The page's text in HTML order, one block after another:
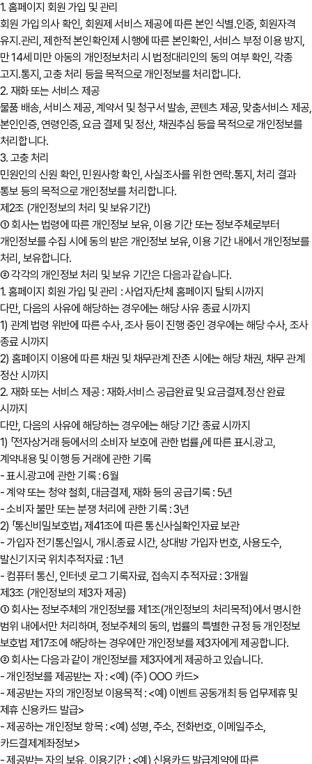
1. 홈페이지 회원 가입 및 관리
회원 가입 의사 확인, 회원제 서비스 제공에 따른 본인 식별․인증, 회원자격
유지․관리, 제한적 본인확인제 시행에 따른 본인확인, 서비스 부정 이용 방지,
만 14세 미만 아동의 개인정보처리 시 법정대리인의 동의 여부 확인, 각종
고지․통지, 고충 처리 등을 목적으로 개인정보를 처리합니다.
2. 재화 또는 서비스 제공
물품 배송, 서비스 제공, 계약서 및 청구서 발송, 콘텐츠 제공, 맞춤서비스 제공,
본인인증, 연령인증, 요금 결제 및 정산, 채권추심 등을 목적으로 개인정보를
처리합니다.
3. 고충 처리
민원인의 신원 확인, 민원사항 확인, 사실조사를 위한 연락․통지, 처리 결과
통보 등의 목적으로 개인정보를 처리합니다.
제2조 (개인정보의 처리 및 보유기간)
① 회사는 법령에 따른 개인정보 보유, 이용 기간 또는 정보주체로부터
개인정보를 수집 시에 동의 받은 개인정보 보유, 이용 기간 내에서 개인정보를
처리, 보유합니다.
② 각각의 개인정보 처리 및 보유 기간은 다음과 같습니다.
1. 홈페이지 회원 가입 및 관리 : 사업자/단체 홈페이지 탈퇴 시까지
다만, 다음의 사유에 해당하는 경우에는 해당 사유 종료 시까지
1) 관계 법령 위반에 따른 수사, 조사 등이 진행 중인 경우에는 해당 수사, 조사
종료 시까지
2) 홈페이지 이용에 따른 채권 및 채무관계 잔존 시에는 해당 채권, 채무 관계
정산 시까지
2. 재화 또는 서비스 제공 : 재화․서비스 공급완료 및 요금결제․정산 완료
시까지
다만, 다음의 사유에 해당하는 경우에는 해당 기간 종료 시까지
1) 「전자상거래 등에서의 소비자 보호에 관한 법률」에 따른 표시․광고,
계약내용 및 이행 등 거래에 관한 기록
- 표시․광고에 관한 기록 : 6월
- 계약 또는 청약 철회, 대금결제, 재화 등의 공급기록 : 5년
- 소비자 불만 또는 분쟁 처리에 관한 기록 : 3년
2) 「통신비밀보호법」 제41조에 따른 통신사실확인자료 보관
- 가입자 전기통신일시, 개시․종료 시간, 상대방 가입자 번호, 사용도수,
발신기지국 위치추적자료 : 1년
- 컴퓨터 통신, 인터넷 로그 기록자료, 접속지 추적자료 : 3개월
제3조 (개인정보의 제3자 제공)
① 회사는 정보주체의 개인정보를 제1조(개인정보의 처리목적)에서 명시한
범위 내에서만 처리하며, 정보주체의 동의, 법률의 특별한 규정 등 개인정보
보호법 제17조에 해당하는 경우에만 개인정보를 제3자에게 제공합니다.
② 회사는 다음과 같이 개인정보를 제3자에게 제공하고 있습니다.
- 개인정보를 제공받는 자 : <예) (주) OOO 카드>
- 제공받는 자의 개인정보 이용목적 : <예) 이벤트 공동개최 등 업무제휴 및
제휴 신용카드 발급>
- 제공하는 개인정보 항목 : <예) 성명, 주소, 전화번호, 이메일주소,
카드결제계좌정보>
- 제공받는 자의 보유, 이용기간 : <예) 신용카드 발급계약에 따른